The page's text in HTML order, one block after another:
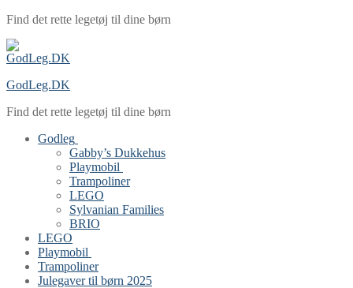
Spring
indhold
Menu
Luk
Find det rette legetøj til dine børn
GodLeg.DK
Find det rette legetøj til dine børn
Godleg
Gabby’s Dukkehus
Playmobil
Trampoliner
LEGO
Sylvanian Families
BRIO
LEGO
Playmobil
Trampoliner
Julegaver til børn 2025